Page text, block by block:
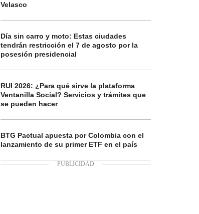
Velasco
Día sin carro y moto: Estas ciudades
tendrán restricción el 7 de agosto por la
posesión presidencial
RUI 2026: ¿Para qué sirve la plataforma
Ventanilla Social? Servicios y trámites que
se pueden hacer
BTG Pactual apuesta por Colombia con el
lanzamiento de su primer ETF en el país